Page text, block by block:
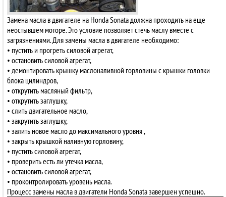
Замена масла в двигателе на Honda Sonata должна проходить на еще
неостывшем моторе. Это условие позволяет стечь маслу вместе с
загрязнениями. Для замены масла в двигателе необходимо:
• пустить и прогреть силовой агрегат,
• остановить силовой агрегат,
• демонтировать крышку маслоналивной горловины с крышки головки
блока цилиндров,
• открутить масляный фильтр,
• открутить заглушку,
• слить двигательное масло,
• закрутить заглушку,
• залить новое масло до максимального уровня ,
• закрыть крышкой наливную горловину,
• пустить силовой агрегат,
• проверить есть ли утечка масла,
• остановить силовой агрегат,
• проконтролировать уровень масла.
Процесс замены масла в двигатели Honda Sonata завершен успешно.